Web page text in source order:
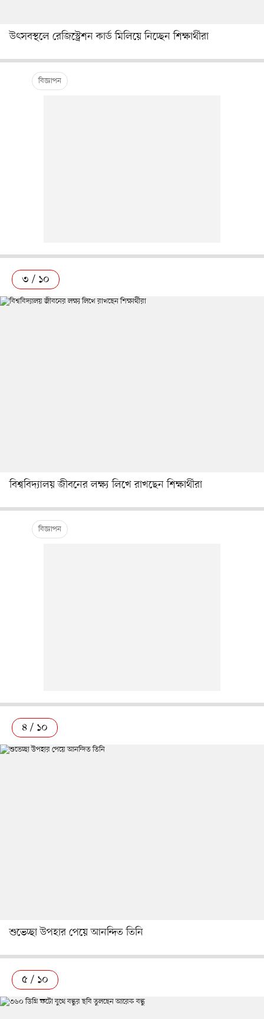
উৎসবস্থলে রেজিস্ট্রেশন কার্ড মিলিয়ে নিচ্ছেন শিক্ষার্থীরা
৩ / ১০
বিশ্ববিদ্যালয় জীবনের লক্ষ্য লিখে রাখছেন শিক্ষার্থীরা
৪ / ১০
শুভেচ্ছা উপহার পেয়ে আনন্দিত তিনি
৫ / ১০